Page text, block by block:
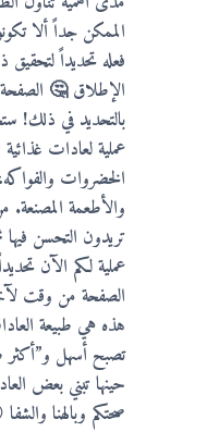
الممكن جداً ألا
فعله تحديداً
الإطلاق 🤔 الصفحة
بالتحديد في ذلك!
عملية لعادات
الخضروات
والأطعمة المصنعة.
تريدون التحسن
عملية لكم الآن
الصفحة من وقت
هذه هي طبيعة
تصبح أسهل و”أكثر
حينها تبني بعض
صحتكم وبالهنا والشفا